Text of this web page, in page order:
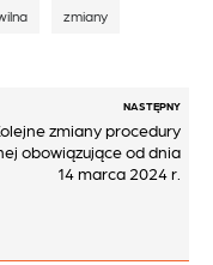
zmiany
NASTĘPNY
zmiany procedury
obowiązujące od dnia
14 marca 2024 r.